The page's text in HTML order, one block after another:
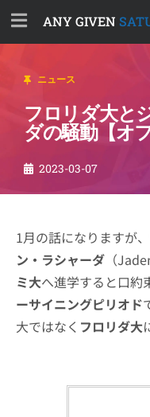
ANY GIVEN
ニュース
フロリダ大と
ダの騒動【オ
2023-03-07
1月の話になりますが
ン・ラシャーダ （
ミ大へ進学すると口約
ーサイニングピリオド
大ではなく フロリダ大